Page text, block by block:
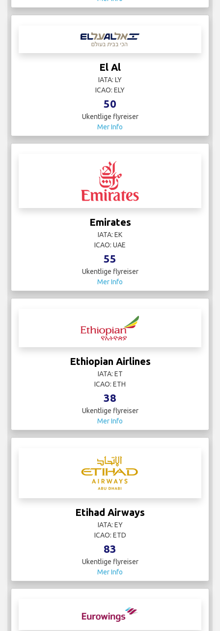
El Al
IATA: LY
ICAO: ELY
50
Ukentlige flyreiser
Mer Info
Emirates
IATA: EK
ICAO: UAE
55
Ukentlige flyreiser
Mer Info
Ethiopian Airlines
IATA: ET
ICAO: ETH
38
Ukentlige flyreiser
Mer Info
Etihad Airways
IATA: EY
ICAO: ETD
83
Ukentlige flyreiser
Mer Info